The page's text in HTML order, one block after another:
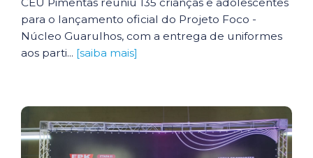
para o lançamento oficial do Projeto Foco -
Núcleo Guarulhos, com a entrega de uniformes
aos parti... [saiba mais]